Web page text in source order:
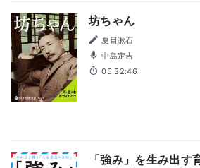
坊ちゃん
夏目漱石
中島定吉
05:32:46
「強み」を生み出す